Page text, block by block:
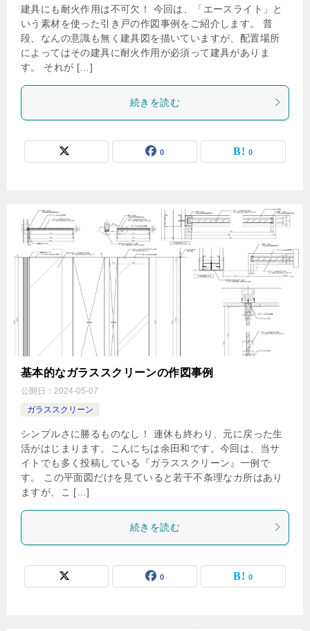
建具にも耐火作用は不可欠！ 今回は、「エースライト」と
いう素材を使った引き戸の作図事例をご紹介します。 普
段、なんの意識も無く建具図を描いていますが、配置場所
によってはその建具に耐火作用が必須って建具がありま
す。 それが […]
続きを読む
0 0
基本的なガラススクリーンの作図事例
公開日： 2024-05-07
ガラススクリーン
シンプルさに勝るものなし！ 連休も終わり、元に戻った生
活がはじまります。こんにちは余田和です。今回は、当サ
イトでも多く投稿している『ガラススクリーン』一例で
す。 この平面図だけを見ていると若干不条理なカ所はあり
ますが、こ […]
続きを読む
0 0